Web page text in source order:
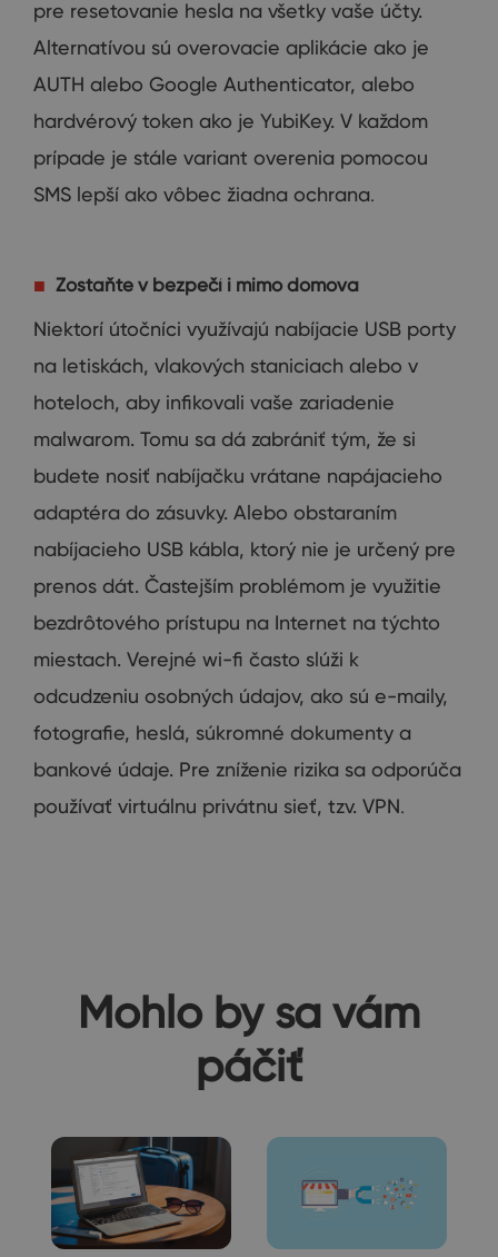
pre resetovanie hesla na všetky vaše účty.
Alternatívou sú overovacie aplikácie ako je
AUTH alebo Google Authenticator, alebo
hardvérový token ako je YubiKey. V každom
prípade je stále variant overenia pomocou
SMS lepší ako vôbec žiadna ochrana.
Zostaňte v bezpečí i mimo domova
Niektorí útočníci využívajú nabíjacie USB porty
na letiskách, vlakových staniciach alebo v
hoteloch, aby infikovali vaše zariadenie
malwarom. Tomu sa dá zabrániť tým, že si
budete nosiť nabíjačku vrátane napájacieho
adaptéra do zásuvky. Alebo obstaraním
nabíjacieho USB kábla, ktorý nie je určený pre
prenos dát. Častejším problémom je využitie
bezdrôtového prístupu na Internet na týchto
miestach. Verejné wi-fi často slúži k
odcudzeniu osobných údajov, ako sú e-maily,
fotografie, heslá, súkromné dokumenty a
bankové údaje. Pre zníženie rizika sa odporúča
používať virtuálnu privátnu sieť, tzv. VPN.
Mohlo by sa vám
páčiť